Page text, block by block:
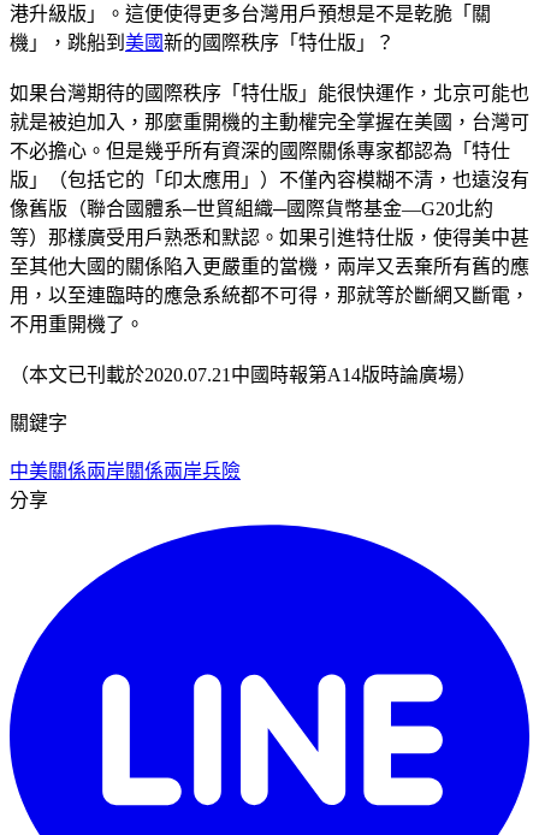
港升級版」。這便使得更多台灣用戶預想是不是乾脆「關
機」，跳船到 美國新的國際秩序「特仕版」？
如果台灣期待的國際秩序「特仕版」能很快運作，北京可能也
就是被迫加入，那麼重開機的主動權完全掌握在美國，台灣可
不必擔心。但是幾乎所有資深的國際關係專家都認為「特仕
版」（包括它的「印太應用」）不僅內容模糊不清，也遠沒有
像舊版（聯合國體系─世貿組織─國際貨幣基金—G20北約
等）那樣廣受用戶熟悉和默認。如果引進特仕版，使得美中甚
至其他大國的關係陷入更嚴重的當機，兩岸又丟棄所有舊的應
用，以至連臨時的應急系統都不可得，那就等於斷網又斷電，
不用重開機了。
（本文已刊載於2020.07.21中國時報第A14版時論廣場）
關鍵字
中美關係兩岸關係兩岸兵險
分享